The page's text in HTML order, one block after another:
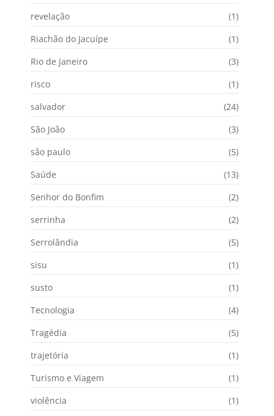
revelação
(1)
Riachão do Jacuípe
(1)
Rio de Janeiro
(3)
risco
(1)
salvador
(24)
São João
(3)
são paulo
(5)
Saúde
(13)
Senhor do Bonfim
(2)
serrinha
(2)
Serrolândia
(5)
sisu
(1)
susto
(1)
Tecnologia
(4)
Tragédia
(5)
trajetória
(1)
Turismo e Viagem
(1)
violência
(1)